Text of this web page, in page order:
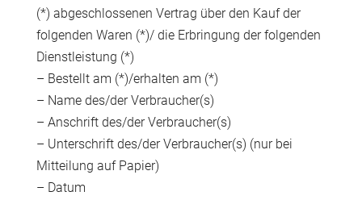
(*) abgeschlossenen Vertrag über den Kauf der
folgenden Waren (*)/ die Erbringung der folgenden
Dienstleistung (*)
– Bestellt am (*)/erhalten am (*)
– Name des/der Verbraucher(s)
– Anschrift des/der Verbraucher(s)
– Unterschrift des/der Verbraucher(s) (nur bei
Mitteilung auf Papier)
– Datum